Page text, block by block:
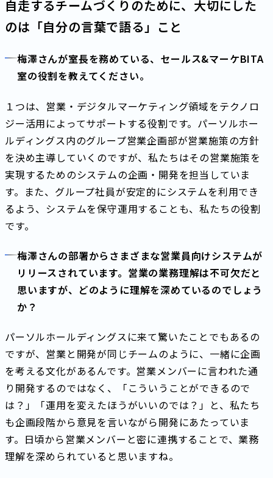
自走するチームづくりのために、大切にした
のは「自分の言葉で語る」こと
梅澤さんが室長を務めている、セールス&マーケBITA
室の役割を教えてください。
１つは、営業・デジタルマーケティング領域をテクノロ
ジー活用によってサポートする役割です。パーソルホー
ルディングス内のグループ営業企画部が営業施策の方針
を決め主導していくのですが、私たちはその営業施策を
実現するためのシステムの企画・開発を担当していま
す。また、グループ社員が安定的にシステムを利用でき
るよう、システムを保守運用することも、私たちの役割
です。
梅澤さんの部署からさまざまな営業員向けシステムが
リリースされています。営業の業務理解は不可欠だと
思いますが、どのように理解を深めているのでしょう
か？
パーソルホールディングスに来て驚いたことでもあるの
ですが、営業と開発が同じチームのように、一緒に企画
を考える文化があるんです。営業メンバーに言われた通
り開発するのではなく、「こういうことができるので
は？」「運用を変えたほうがいいのでは？」と、私たち
も企画段階から意見を言いながら開発にあたっていま
す。日頃から営業メンバーと密に連携することで、業務
理解を深められていると思いますね。